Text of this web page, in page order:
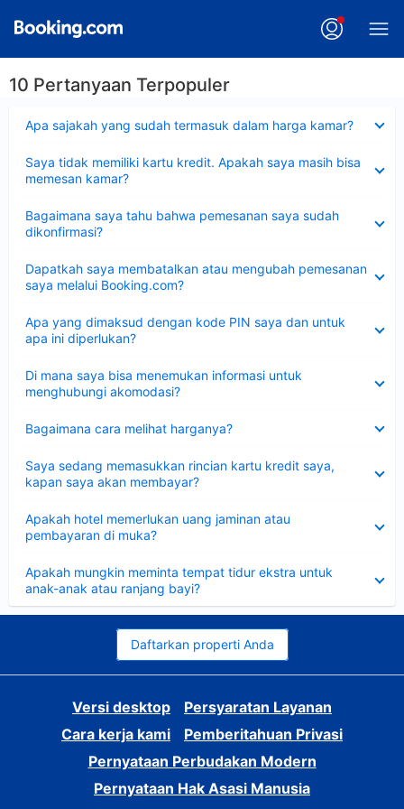
10 Pertanyaan Terpopuler
Apa sajakah yang sudah termasuk dalam harga kamar?
Saya tidak memiliki kartu kredit. Apakah saya masih bisa
memesan kamar?
Bagaimana saya tahu bahwa pemesanan saya sudah
dikonfirmasi?
Dapatkah saya membatalkan atau mengubah pemesanan
saya melalui Booking.com?
Apa yang dimaksud dengan kode PIN saya dan untuk
apa ini diperlukan?
Di mana saya bisa menemukan informasi untuk
menghubungi akomodasi?
Bagaimana cara melihat harganya?
Saya sedang memasukkan rincian kartu kredit saya,
kapan saya akan membayar?
Apakah hotel memerlukan uang jaminan atau
pembayaran di muka?
Apakah mungkin meminta tempat tidur ekstra untuk
anak-anak atau ranjang bayi?
Daftarkan properti Anda
Versi desktop
Persyaratan Layanan
Cara kerja kami
Pemberitahuan Privasi
Pernyataan Perbudakan Modern
Pernyataan Hak Asasi Manusia